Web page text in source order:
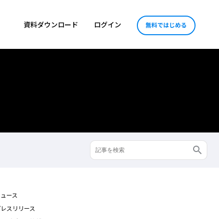
資料ダウンロード ログイン 無料ではじめる
ース
スリリース